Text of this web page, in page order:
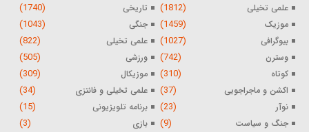
علمی تخیلی (1812) تاریخی (1740)
موزیک (1459) جنگی (1043)
بیوگرافی (1027) علمی تخیلی (822)
وسترن (742) ورزشی (505)
کوتاه (310) موزیکال (309)
اکشن و ماجراجویی (37) علمی تخیلی و فانتزی (34)
نوآر (23) برنامه تلویزیونی (15)
جنگ و سیاست (9) بازی (3)